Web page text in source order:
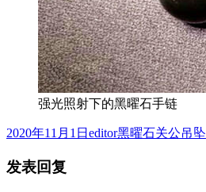
强光照射下的黑曜石手链
发
于
2020年11月1日 作
editor分
黑曜石关公吊坠
发表回复